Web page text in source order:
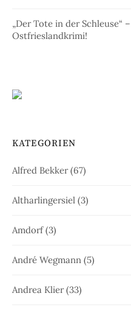
„Der Tote in der Schleuse“
Ostfrieslandkrimi!
KATEGORIEN
Alfred Bekker(67)
Altharlingersiel (3)
Amdorf(3)
André Wegmann (5)
Andrea Klier(33)